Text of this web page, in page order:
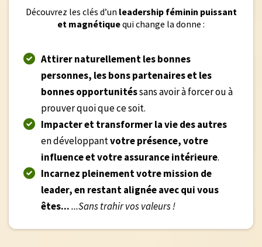
Découvrez les clés d’un leadership féminin puissant
et magnétiquequi change la donne :
Attirer naturellement les bonnes
personnes, les bons partenaires et les
bonnes opportunitéssans avoir à forcer ou à
prouver quoi que ce soit.
Impacter et transformer la vie des autres
en développantvotre présence, votre
influence et votre assurance intérieure.
Incarnez pleinement votre mission de
leader, en restant alignée avec qui vous
êtes......Sans trahir vos valeurs !